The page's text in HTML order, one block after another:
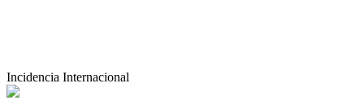
Incidencia Internacional